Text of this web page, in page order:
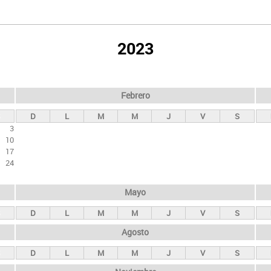
2023
3
10
17
24
Febrero
D L M M J V S
Mayo
D L M M J V S
Agosto
D L M M J V S